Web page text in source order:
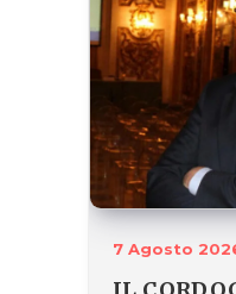
7 Agosto